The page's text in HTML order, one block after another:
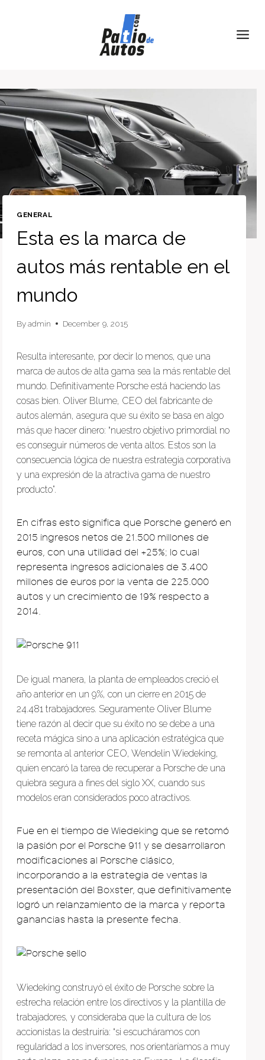
GENERAL
Esta es la marca de
autos más rentable en el
mundo
Byadmin December 9, 2015
Resulta interesante, por decir lo menos, que una
marca de autos de alta gama sea la más rentable del
mundo. Definitivamente Porsche está haciendo las
cosas bien. Oliver Blume, CEO del fabricante de
autos alemán, asegura que su éxito se basa en algo
más que hacer dinero: “nuestro objetivo primordial no
es conseguir números de venta altos. Estos son la
consecuencia lógica de nuestra estrategia corporativa
y una expresión de la atractiva gama de nuestro
producto”.
En cifras esto significa que Porsche generó en
2015 ingresos netos de 21.500 millones de
euros, con una utilidad del +25%; lo cual
representa ingresos adicionales de 3.400
millones de euros por la venta de 225.000
autos y un crecimiento de 19% respecto a
2014.
De igual manera, la planta de empleados creció el
año anterior en un 9%, con un cierre en 2015 de
24.481 trabajadores. Seguramente Oliver Blume
tiene razón al decir que su éxito no se debe a una
receta mágica sino a una aplicación estratégica que
se remonta al anterior CEO, Wendelin Wiedeking,
quien encaró la tarea de recuperar a Porsche de una
quiebra segura a fines del siglo XX, cuando sus
modelos eran considerados poco atractivos.
Fue en el tiempo de Wiedeking que se retomó
la pasión por el Porsche 911 y se desarrollaron
modificaciones al Porsche clásico,
incorporando a la estrategia de ventas la
presentación del Boxster, que definitivamente
logró un relanzamiento de la marca y reporta
ganancias hasta la presente fecha.
Wiedeking construyó el éxito de Porsche sobre la
estrecha relación entre los directivos y la plantilla de
trabajadores, y consideraba que la cultura de los
accionistas la destruiría: “si escucháramos con
regularidad a los inversores, nos orientaríamos a muy